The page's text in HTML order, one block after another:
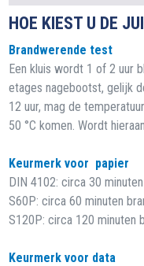
HOE KIEST U DE
Brandwerende test
Een kluis wordt 1 of 2 uur
etages nagebootst, gelijk
12 uur, mag de
50 °C komen. Wordt
Keurmerk voor papier
DIN 4102: circa 30
S60P: circa 60 minuten
S120P: circa 120 minuten
Keurmerk voor data